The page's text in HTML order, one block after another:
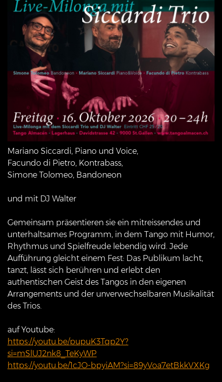
Mariano Siccardi, Piano und Voice,
Facundo di Pietro, Kontrabass,
Simone Tolomeo, Bandoneon
und mit DJ Walter
Gemeinsam präsentieren sie ein mitreissendes und
unterhaltsames Programm, in dem Tango mit Humor,
Rhythmus und Spielfreude lebendig wird. Jede
Aufführung gleicht einem Fest: Das Publikum lacht,
tanzt, lässt sich berühren und erlebt den
authentischen Geist des Tangos in den eigenen
Arrangements und der unverwechselbaren Musikalität
des Trios.
auf Youtube:
https://youtu.be/pupuK3Tqp2Y?
si=mSlUJ2nk8_TeKyWP
https://youtu.be/1cJO-bpyiAM?si=89yVoa7etBkkVXKg